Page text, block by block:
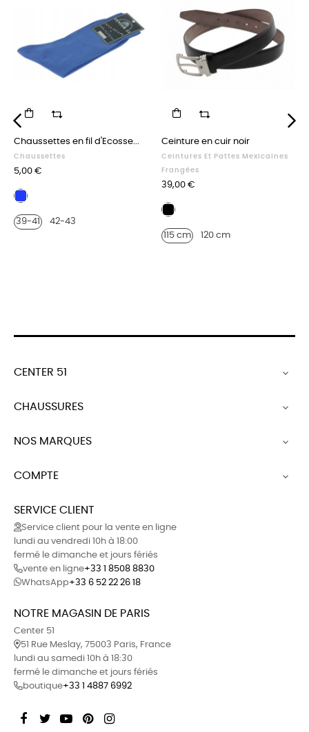
Chaussettes en fil d'Ecosse...
Chaussettes
Prix
5,00 €
bleu
39-41
42-43
Ceinture en cuir noir
Ceintures Et Pattes Mexicaines
Frangées
Prix
39,00 €
Cuir
115 cm
120 cm
CENTER 51 
CHAUSSURES 
NOS MARQUES 
COMPTE 
SERVICE CLIENT
Service client pour la vente en ligne
lundi au vendredi 10h à 18:00
fermé le dimanche et jours fériés
vente en ligne+33 1 8508 8830
WhatsApp+33 6 52 22 26 18
NOTRE MAGASIN DE PARIS
Center 51
51 Rue Meslay, 75003 Paris, France
lundi au samedi 10h à 18:30
fermé le dimanche et jours fériés
boutique+33 1 4887 6992
Facebook
TwitterYouTubePinterest